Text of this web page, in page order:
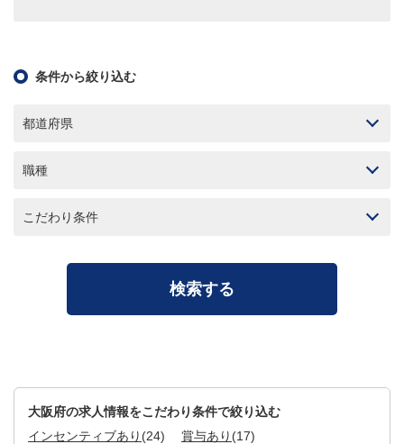
条件から絞り込む
都道府県
職種
こだわり条件
大阪府の求人情報をこだわり条件で絞り込む
インセンティブあり (24) 賞与あり (17)